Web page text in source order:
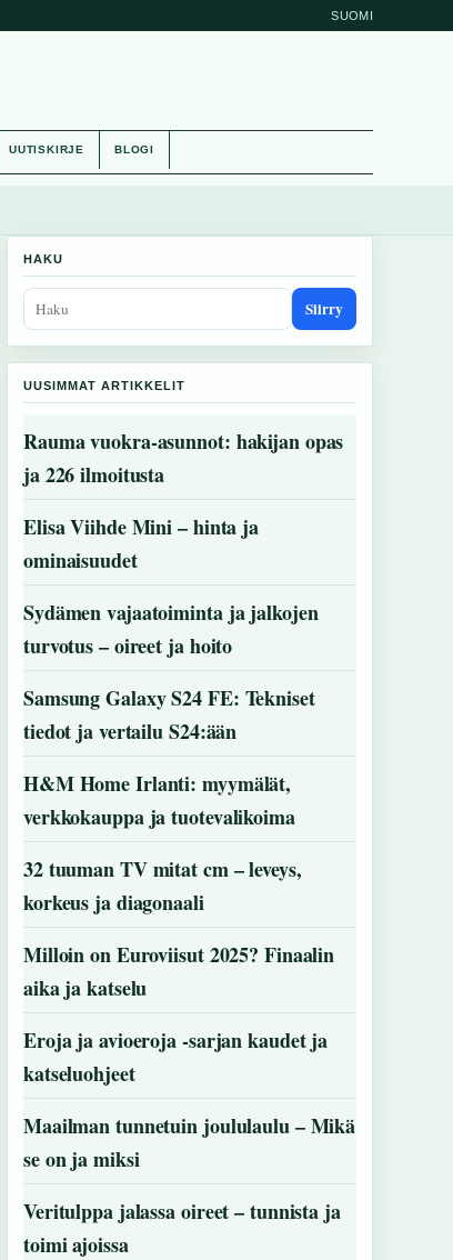
SUOMI
UUTISKIRJE BLOGI
HAKU
Siirry
UUSIMMAT ARTIKKELIT
Rauma vuokra-asunnot: hakijan opas
ja 226 ilmoitusta
Elisa Viihde Mini – hinta ja
ominaisuudet
Sydämen vajaatoiminta ja jalkojen
turvotus – oireet ja hoito
Samsung Galaxy S24 FE: Tekniset
tiedot ja vertailu S24:ään
H&M Home Irlanti: myymälät,
verkkokauppa ja tuotevalikoima
32 tuuman TV mitat cm – leveys,
korkeus ja diagonaali
Milloin on Euroviisut 2025? Finaalin
aika ja katselu
Eroja ja avioeroja -sarjan kaudet ja
katseluohjeet
Maailman tunnetuin joululaulu – Mikä
se on ja miksi
Veritulppa jalassa oireet – tunnista ja
toimi ajoissa